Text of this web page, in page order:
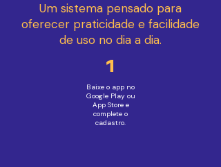
Um sistema pensado para
oferecer praticidade e facilidade
de uso no dia a dia.
1
Baixe o app no
Google Play ou
App Store e
complete o
cadastro.